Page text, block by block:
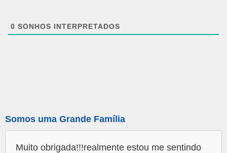
0 SONHOS INTERPRETADOS
Somos uma Grande Família
Muito obrigada!!!realmente estou me sentindo